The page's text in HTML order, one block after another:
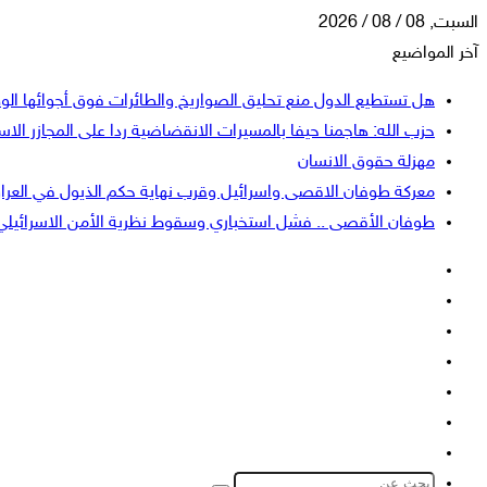
السبت, 08 / 08 / 2026
آخر المواضيع
هل تستطيع الدول منع تحليق الصواريخ والطائرات فوق أجوائها
حزب الله: هاجمنا حيفا بالمسيرات الانقضاضية ردا على المجازر
مهزلة حقوق الانسان
معركة طوفان الاقصى واسرائيل وقرب نهاية حكم الذيول في
طوفان الأقصى .. فشل استخباري وسقوط نظرية الأمن